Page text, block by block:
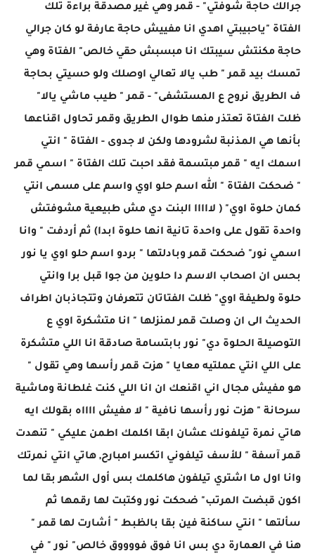
جرالك حاجة شوفتي" - قمر وهي غير مصدقة براءة تلك
الفتاة "ياحبيبتي اهدي انا مفييش حاجة عارفة لو كان جرالي
حاجة مكنتش سيبتك انا مبسبش حقي خالص" الفتاة وهي
تمسك بيد قمر " طب يالا تعالي اوصلك ولو حسيتي بحاجة
ف الطريق نروح ع المستشفى" - قمر " طيب ماشي يالا"
ظلت الفتاة تعتذر منها طوال الطريق وقمر تحاول اقناعها
بأنها هي المذنبة لشرودها ولكن لا جدوى - الفتاة " انتي
اسمك ايه " قمر مبتسمة فقد احبت تلك الفتاة " اسمي قمر
" ضحكت الفتاة " الله اسم حلو اوي واسم على مسمى انتي
كمان حلوة اوي" ( لااااا البنت دي مش طبيعية مشوفتش
واحدة تقول على واحدة تانية انها حلوة ابدا) ثم أردفت " وانا
اسمي نور" ضحكت قمر وبادلتها " بردو اسم حلو اوي يا نور
بحس ان اصحاب الاسم دا حلوين من جوا قبل برا وانتي
حلوة ولطيفة اوي" ظلت الفتاتان تتعرفان وتتجاذبان اطراف
الحديث الى ان وصلت قمر لمنزلها " انا متشكرة اوي ع
التوصيلة الحلوة دي" نور بابتسامة صادقة انا اللي متشكرة
على اللي انتي عملتيه معايا " هزت قمر رأسها وهي تقول "
هو مفيش مجال اني اقنعك ان انا اللي كنت غلطانة وماشية
سرحانة " هزت نور رأسها نافية " لا مفيش ااااه بقولك ايه
هاتي نمرة تيلفونك عشان ابقا اكلمك اطمن عليكي " تنهدت
قمر آسفة " للأسف تيلفوني اتكسر امبارح, هاتي انتي نمرتك
وانا اول ما اشتري تيلفون هاكلمك بس أول الشهر بقا لما
اكون قبضت المرتب" ضحكت نور وكتبت لها رقمها ثم
سألتها " انتي ساكنة فين بقا بالظبط " أشارت لها قمر "
هنا في العمارة دي بس انا فوق فووووق خالص" نور " في